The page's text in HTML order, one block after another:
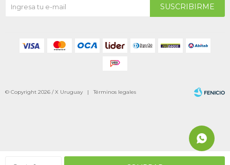
SUSCRIBIRME
© Copyright 2026 / X Uruguay |Términos legales